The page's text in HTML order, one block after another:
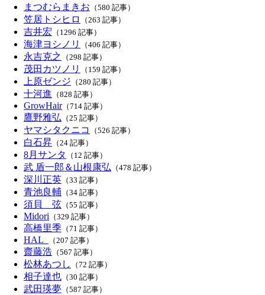
まつむらまきお （580 記事）
笠居トシヒロ （263 記事）
吉井宏 （1296 記事）
海津ヨシノリ （406 記事）
永吉克之 （298 記事）
茂田カツノリ （159 記事）
上原ゼンジ （280 記事）
十河進 （828 記事）
GrowHair（714 記事）
鷹野雅弘 （25 記事）
ヤマシタクニコ （526 記事）
白石昇 （24 記事）
8月サンタ （12 記事）
武 盾一郎＆山根康弘 （478 記事）
深川正英 （33 記事）
青池良輔 （34 記事）
須貝 弦 （55 記事）
Midori （329 記事）
高橋里季 （71 記事）
HAL_ （207 記事）
齋藤浩 （567 記事）
松林あつし （72 記事）
相子達也 （30 記事）
武田瑛夢 （587 記事）